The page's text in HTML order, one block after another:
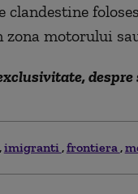
clandestine
motorului
imigranti frontiera